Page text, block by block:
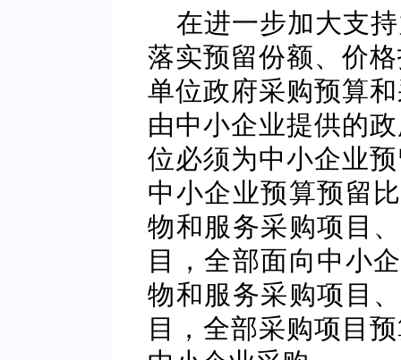
在进一步加大支
落实预留份额、价
单位政府采购预算
由中小企业提供的
位必须为中小企业
中小企业预算预留
物和服务采购项目
目，全部面向中小
物和服务采购项目
目，全部采购项目